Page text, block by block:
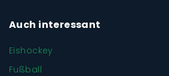
Auch interessant
Eishockey
Fußball